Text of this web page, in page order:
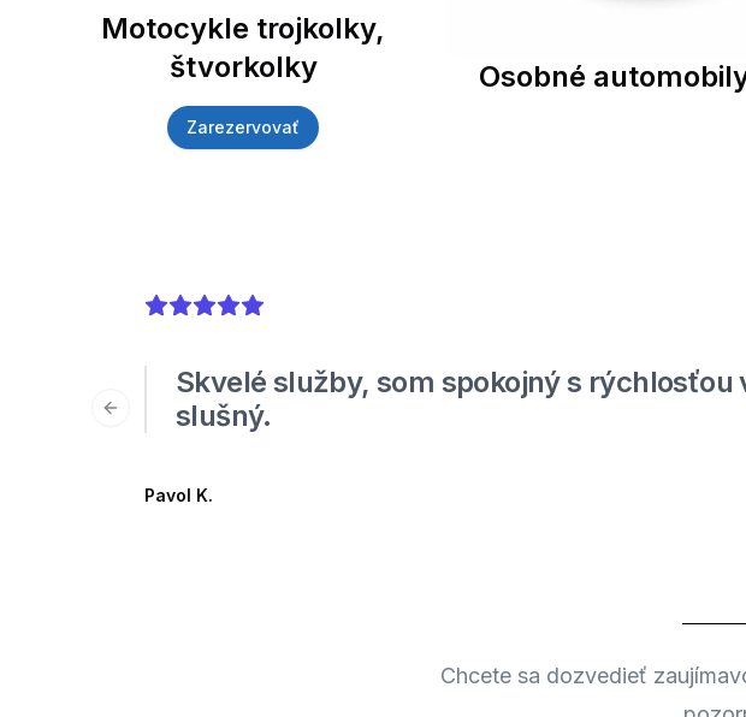
Motocykle trojkolky,
štvorkolky
Zarezervovať
Osobné
5out of 5 stars
Skvelé služby, som spokojný s
slušný.
Pavol K.
Previous slide
Chcete sa dozvedieť